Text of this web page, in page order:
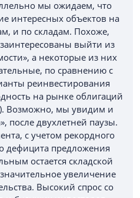
мы ожидаем, что
интересных объектов на
и по складам. Похоже,
выйти из
а некоторые из них
по сравнению с
реинвестирования
на рынке облигаций
Возможно, мы увидим и
после двухлетней паузы.
с учетом рекордного
дефицита предложения
остается складской
увеличение
Высокий спрос со